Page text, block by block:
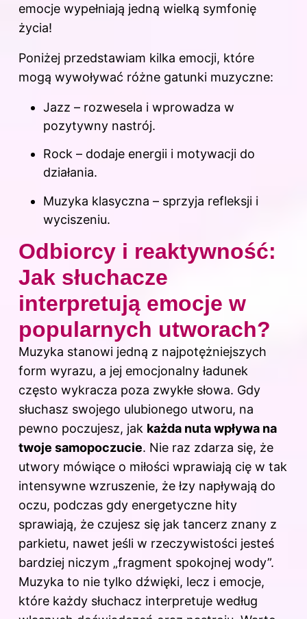
emocje wypełniają jedną wielką symfonię
życia!
Poniżej przedstawiam kilka emocji, które
mogą wywoływać różne gatunki muzyczne:
Jazz – rozwesela i wprowadza w
pozytywny nastrój.
Rock – dodaje energii i motywacji do
działania.
Muzyka klasyczna – sprzyja refleksji i
wyciszeniu.
Odbiorcy i reaktywność:
Jak słuchacze
interpretują emocje w
popularnych utworach?
Muzyka stanowi jedną z najpotężniejszych
form wyrazu, a jej emocjonalny ładunek
często wykracza poza zwykłe słowa. Gdy
słuchasz swojego ulubionego utworu, na
pewno poczujesz, jak każda nuta wpływa na
twoje samopoczucie. Nie raz zdarza się, że
utwory mówiące o miłości wprawiają cię w tak
intensywne wzruszenie, że łzy napływają do
oczu, podczas gdy energetyczne hity
sprawiają, że czujesz się jak tancerz znany z
parkietu, nawet jeśli w rzeczywistości jesteś
bardziej niczym „fragment spokojnej wody”.
Muzyka to nie tylko dźwięki, lecz i emocje,
które każdy słuchacz interpretuje według